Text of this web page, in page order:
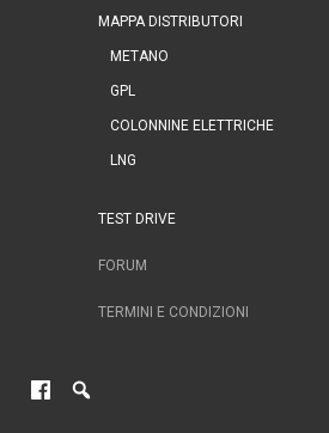
MAPPA DISTRIBUTORI
METANO
GPL
COLONNINE ELETTRICHE
LNG
TEST DRIVE
FORUM
TERMINI E CONDIZIONI